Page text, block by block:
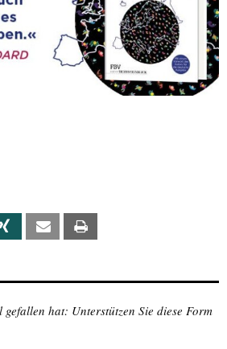
Xing Email
hat: Unterstützen Sie diese Form